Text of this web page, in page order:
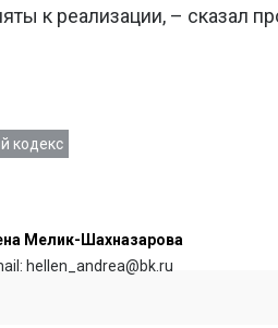
к реализации, – сказал
кодекс
Мелик-Шахназарова
hellen_andrea@bk.ru